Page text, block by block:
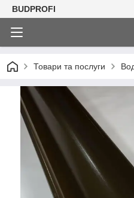
BUDPROFI
Товари та послуги